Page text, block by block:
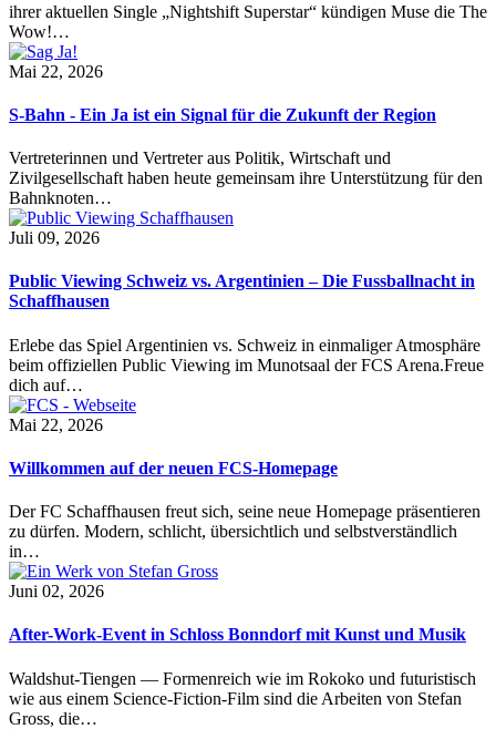
ihrer aktuellen Single „Nightshift Superstar“ kündigen Muse die The
Wow!…
Mai 22, 2026
S-Bahn - Ein Ja ist ein Signal für die Zukunft der Region
Vertreterinnen und Vertreter aus Politik, Wirtschaft und
Zivilgesellschaft haben heute gemeinsam ihre Unterstützung für den
Bahnknoten…
Juli 09, 2026
Public Viewing Schweiz vs. Argentinien – Die Fussballnacht in
Schaffhausen
Erlebe das Spiel Argentinien vs. Schweiz in einmaliger Atmosphäre
beim offiziellen Public Viewing im Munotsaal der FCS Arena.Freue
dich auf…
Mai 22, 2026
Willkommen auf der neuen FCS-Homepage
Der FC Schaffhausen freut sich, seine neue Homepage präsentieren
zu dürfen. Modern, schlicht, übersichtlich und selbstverständlich
in…
Juni 02, 2026
After-Work-Event in Schloss Bonndorf mit Kunst und Musik
Waldshut-Tiengen — Formenreich wie im Rokoko und futuristisch
wie aus einem Science-Fiction-Film sind die Arbeiten von Stefan
Gross, die…